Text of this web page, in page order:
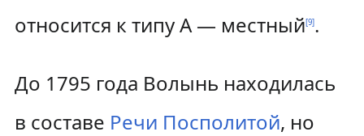
относится к типу A — местный[9].
До 1795 года Волынь находилась
в составе Речи Посполитой, но